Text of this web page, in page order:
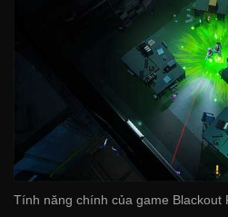
Tính năng chính của game Blackout